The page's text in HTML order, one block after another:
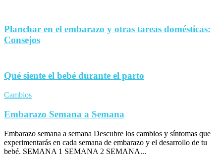
Planchar en el embarazo y otras tareas domésticas:
Consejos
Qué siente el bebé durante el parto
Cambios
Embarazo Semana a Semana
Embarazo semana a semana Descubre los cambios y síntomas que
experimentarás en cada semana de embarazo y el desarrollo de tu
bebé. SEMANA 1 SEMANA 2 SEMANA...